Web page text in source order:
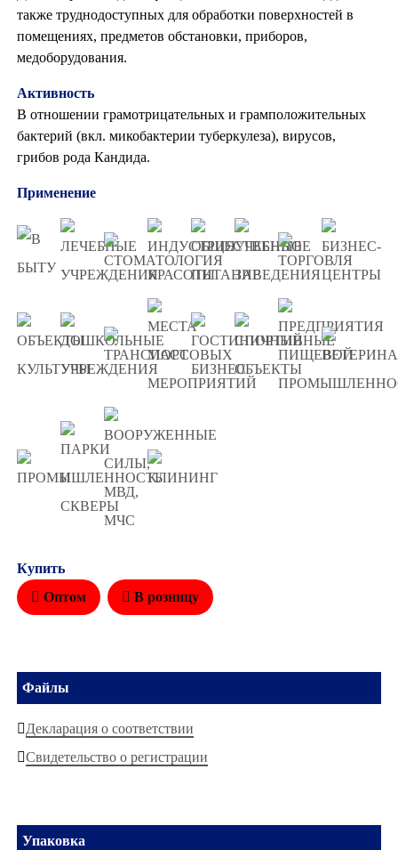
также труднодоступных для обработки поверхностей в
помещениях, предметов обстановки, приборов,
медоборудования.
Активность
В отношении грамотрицательных и грамположительных
бактерий (вкл. микобактерии туберкулеза), вирусов,
грибов рода Кандида.
Применение
Купить
Оптом
В розницу
Файлы
Декларация о соответствии
Свидетельство о регистрации
Упаковка